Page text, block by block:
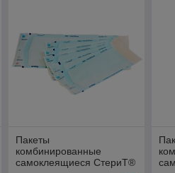
Пакеты
комбинированные
самоклеящиеся СтериТ®